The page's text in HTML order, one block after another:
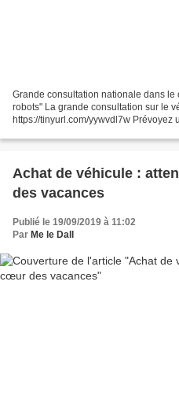
Grande consultation nationale dans
robots" La grande consultation sur le
https://tinyurl.com/yywvdl7w Prévoyez
Achat de véhicule :
des vacances
Publié le 19/09/2019 à 11:02
Par Me le Dall